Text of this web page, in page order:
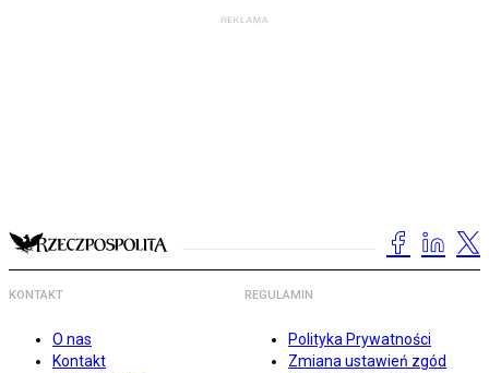
KONTAKT
O nas
Kontakt
REGULAMIN
Polityka Prywatności
Zmiana ustawień zgód